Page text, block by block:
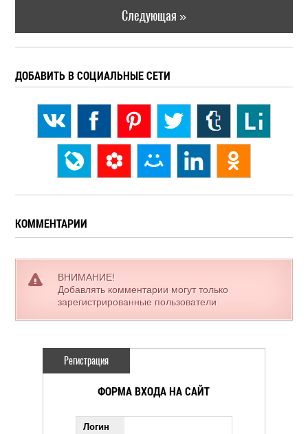
Следующая »
ДОБАВИТЬ В СОЦИАЛЬНЫЕ СЕТИ
КОММЕНТАРИИ
ВНИМАНИЕ!
Добавлять комментарии могут только
зарегистрированные пользователи
Регистрация
ФОРМА ВХОДА НА САЙТ
Логин